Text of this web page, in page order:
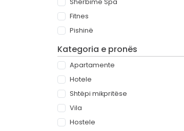
Shërbime Spa
Fitnes
Pishinë
Kategoria e pronës
Apartamente
Hotele
Shtëpi mikpritëse
Vila
Hostele